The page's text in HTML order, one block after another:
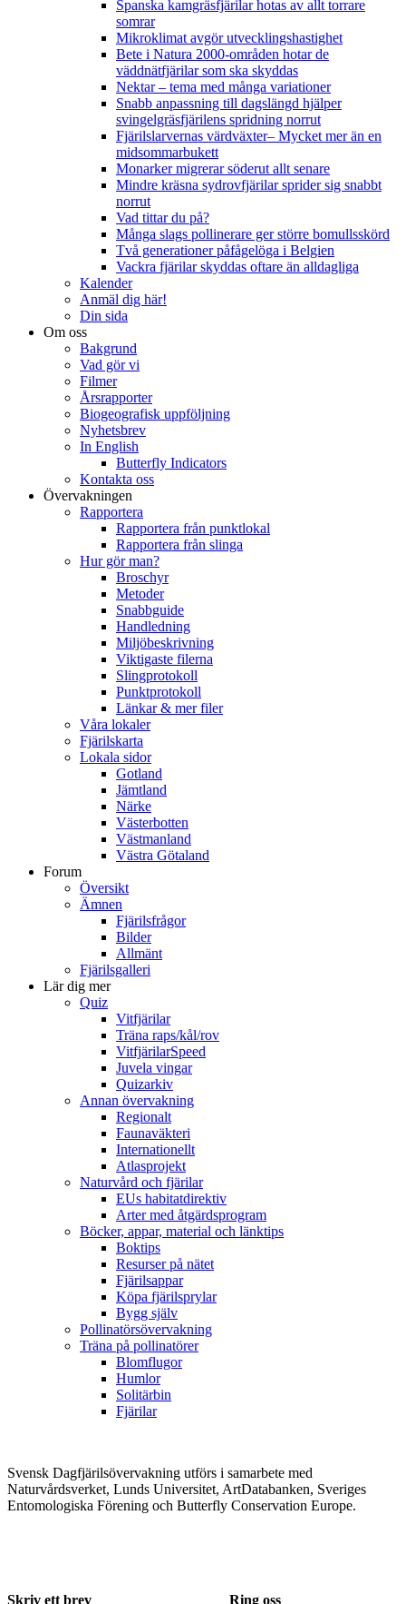
Spanska kamgräsfjärilar hotas av allt torrare
somrar
Mikroklimat avgör utvecklingshastighet
Bete i Natura 2000-områden hotar de
väddnätfjärilar som ska skyddas
Nektar – tema med många variationer
Snabb anpassning till dagslängd hjälper
svingelgräsfjärilens spridning norrut
Fjärilslarvernas värdväxter– Mycket mer än en
midsommarbukett
Monarker migrerar söderut allt senare
Mindre kräsna sydrovfjärilar sprider sig snabbt
norrut
Vad tittar du på?
Många slags pollinerare ger större bomullsskörd
Två generationer påfågelöga i Belgien
Vackra fjärilar skyddas oftare än alldagliga
Kalender
Anmäl dig här!
Din sida
Om oss
Bakgrund
Vad gör vi
Filmer
Årsrapporter
Biogeografisk uppföljning
Nyhetsbrev
In English
Butterfly Indicators
Kontakta oss
Övervakningen
Rapportera
Rapportera från punktlokal
Rapportera från slinga
Hur gör man?
Broschyr
Metoder
Snabbguide
Handledning
Miljöbeskrivning
Viktigaste filerna
Slingprotokoll
Punktprotokoll
Länkar & mer filer
Våra lokaler
Fjärilskarta
Lokala sidor
Gotland
Jämtland
Närke
Västerbotten
Västmanland
Västra Götaland
Forum
Översikt
Ämnen
Fjärilsfrågor
Bilder
Allmänt
Fjärilsgalleri
Lär dig mer
Quiz
Vitfjärilar
Träna raps/kål/rov
VitfjärilarSpeed
Juvela vingar
Quizarkiv
Annan övervakning
Regionalt
Faunaväkteri
Internationellt
Atlasprojekt
Naturvård och fjärilar
EUs habitatdirektiv
Arter med åtgärdsprogram
Böcker, appar, material och länktips
Boktips
Resurser på nätet
Fjärilsappar
Köpa fjärilsprylar
Bygg själv
Pollinatörsövervakning
Träna på pollinatörer
Blomflugor
Humlor
Solitärbin
Fjärilar
Svensk Dagfjärilsövervakning utförs i samarbete med
Naturvårdsverket, Lunds Universitet, ArtDatabanken, Sveriges
Entomologiska Förening och Butterfly Conservation Europe.
Skriv ett brev Ring oss